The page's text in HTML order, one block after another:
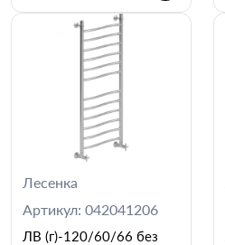
Лесенка
Артикул: 042041206
ЛВ (г)-120/60/66 без